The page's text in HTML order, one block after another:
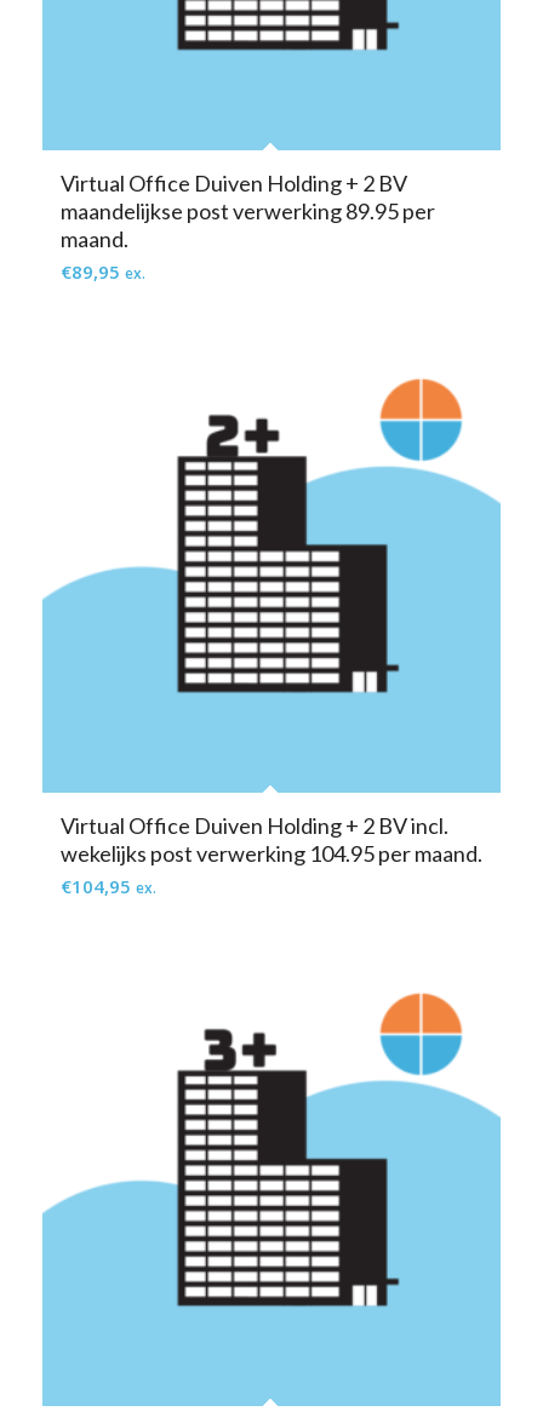
Virtual Office Duiven Holding + 2 BV
maandelijkse post verwerking 89.95 per
maand.
€89,95 ex.
Virtual Office Duiven Holding + 2 BV incl.
wekelijks post verwerking 104.95 per maand.
€104,95 ex.